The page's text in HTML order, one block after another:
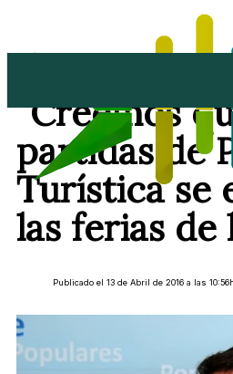
"Creemos
partidas de
Turística se
las ferias de
Publicado el 13 de Abril de 2016 a las 10:56h